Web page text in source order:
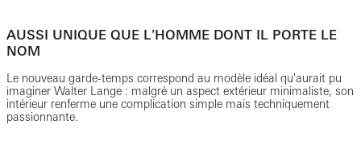
AUSSI UNIQUE QUE L'HOMME DONT IL PORTE LE
NOM
Le nouveau garde-temps correspond au modèle idéal qu'aurait pu
imaginer Walter Lange : malgré un aspect extérieur minimaliste, son
intérieur renferme une complication simple mais techniquement
passionnante.